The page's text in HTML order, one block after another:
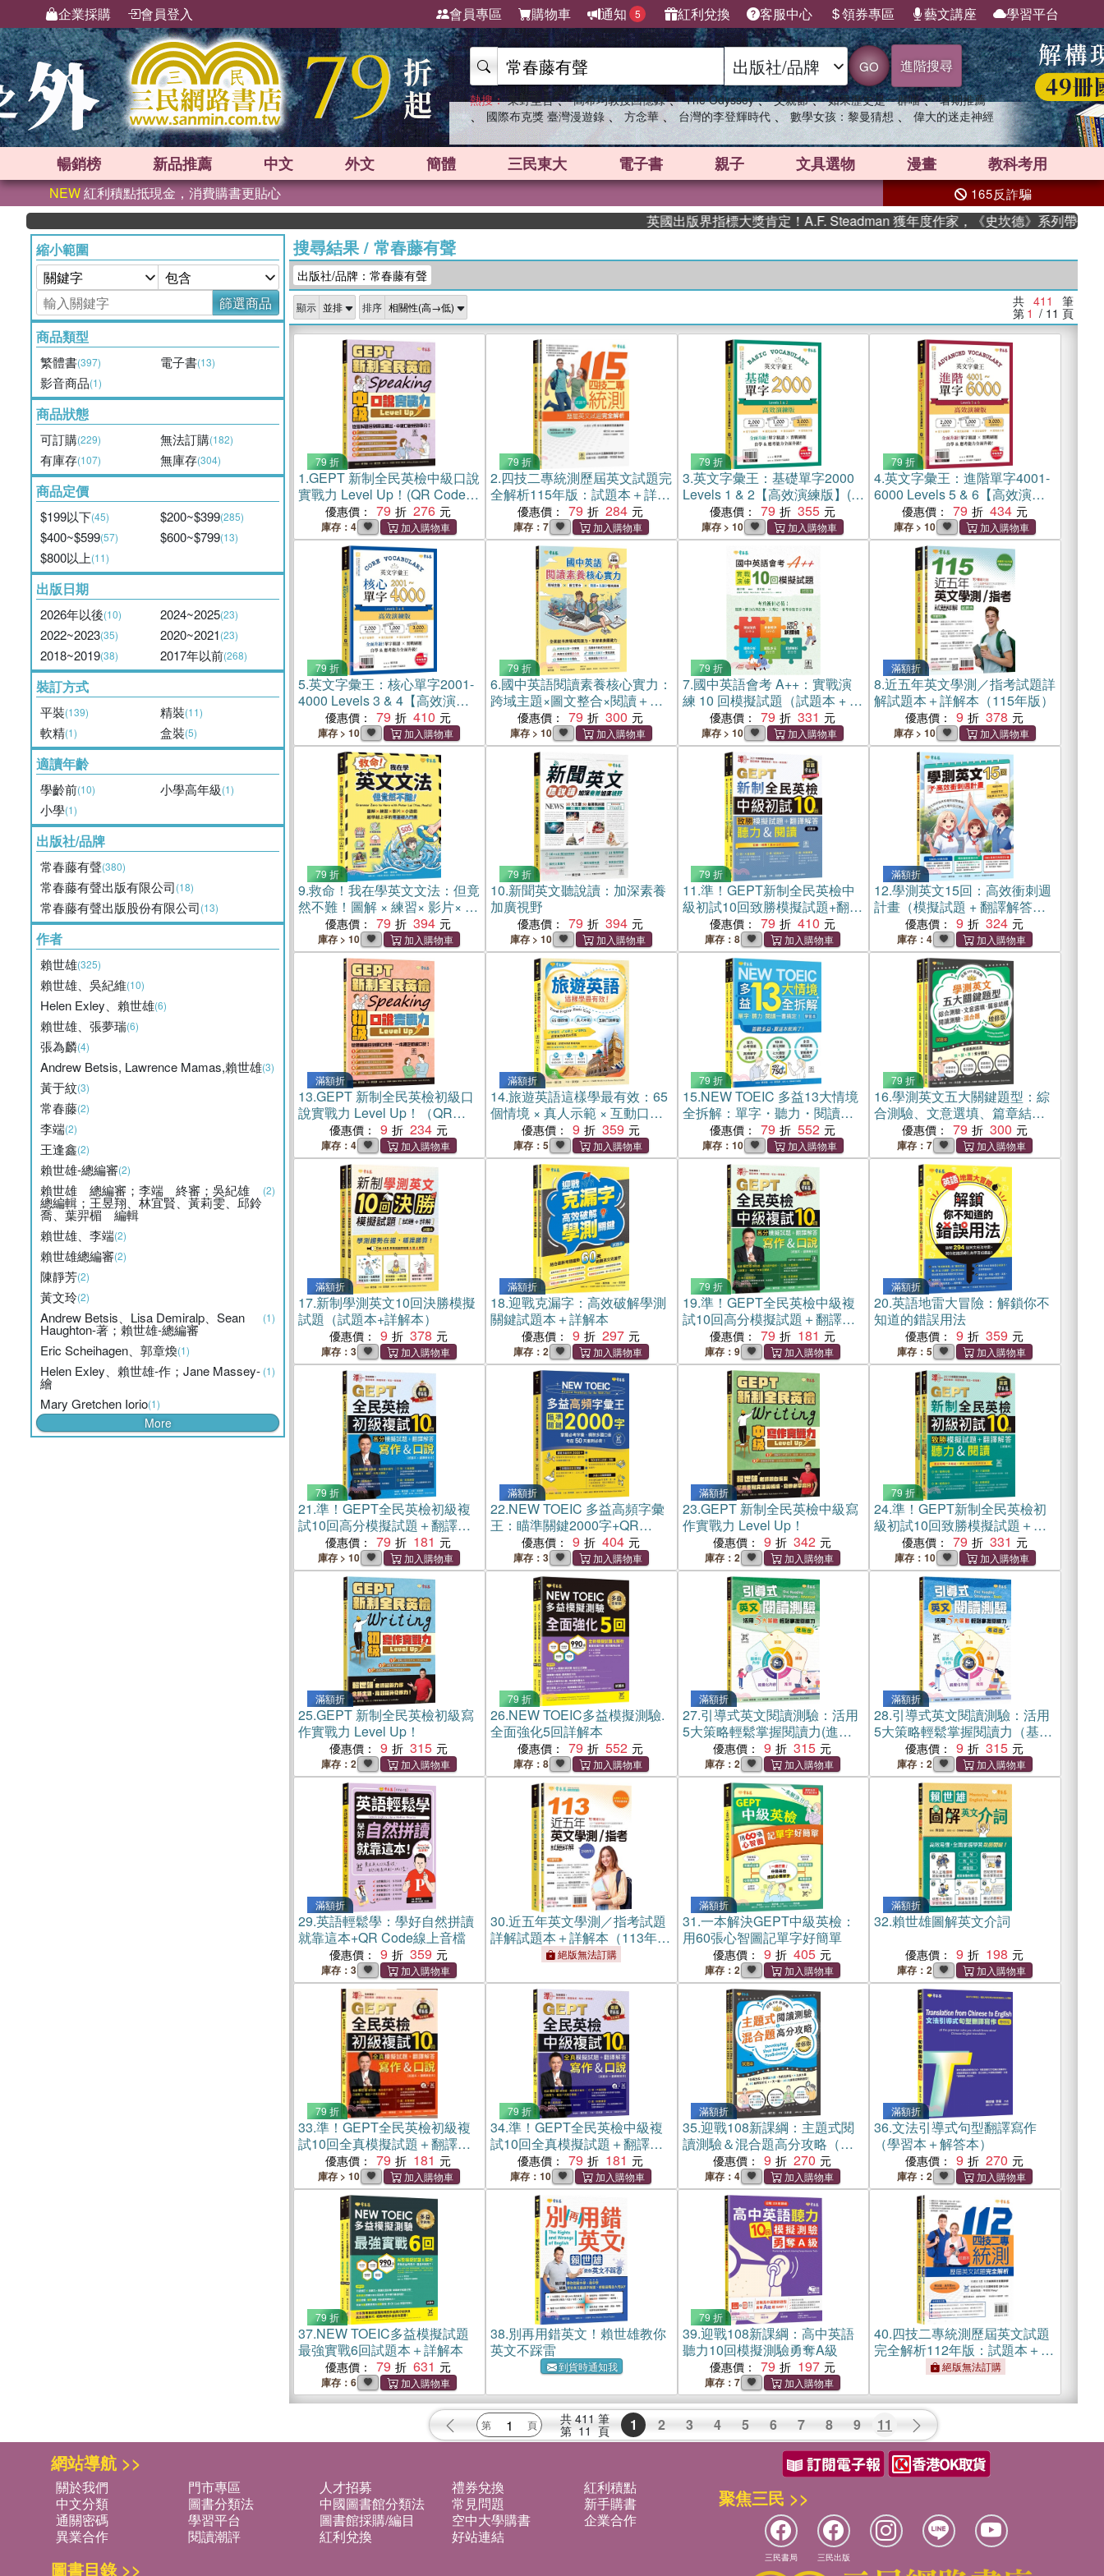
企業採購 會員登入 會員專區 購物車 通知 5 紅利兌換 客服中心 領券專區 藝文講座 學習平台
GO 進階搜尋
熱搜： 東野圭吾 、 高希均教授回憶錄 、 The Odyssey 、 父親節 、 如果歷史是一群喵 、 暑期推薦
、 國際布克獎 臺灣漫遊錄 、 方念華 、 台灣的李登輝時代 、 數學女孩：黎曼猜想 、 偉大的迷走神經
暢銷榜 新品推薦 中文 外文 簡體 三民東大 電子書 親子 文具選物 漫畫 教科考用
NEW紅利積點抵現金，消費購書更貼心 165反詐騙
英國出版界指標大獎肯定！A.F. Steadman 獲年度作家，《史坎德》系列帶你踏上熱血奇
縮小範圍
篩選商品
商品類型
繁體書(397) 電子書(13)
影音商品(1)
商品狀態
可訂購(229) 無法訂購(182)
有庫存(107) 無庫存(304)
商品定價
$199以下(45) $200~$399(285)
$400~$599(57) $600~$799(13)
$800以上(11)
出版日期
2026年以後(10) 2024~2025(23)
2022~2023(35) 2020~2021(23)
2018~2019(38) 2017年以前(268)
裝訂方式
平裝(139) 精裝(11)
軟精(1) 盒裝(5)
適讀年齡
學齡前(10) 小學高年級(1)
小學(1)
出版社/品牌
常春藤有聲(380)
常春藤有聲出版有限公司(18)
常春藤有聲出版股份有限公司(13)
作者
賴世雄(325)
賴世雄、吳紀維(10)
Helen Exley、賴世雄(6)
賴世雄、張夢瑞(6)
張為麟(4)
Andrew Betsis, Lawrence Mamas,賴世雄(3)
黃于紋(3)
常春藤(2)
李端(2)
王逢鑫(2)
賴世雄-總編審(2)
賴世雄 總編審；李端 終審；吳紀雄
總編輯；王昱翔、林宜賢、黃莉雯、邱鈴
喬、葉羿楣 編輯
(2)
賴世雄、李端(2)
賴世雄總編審(2)
陳靜芳(2)
黃文玲(2)
Andrew Betsis、Lisa Demiralp、Sean
Haughton-著；賴世雄-總編審
(1)
Eric Scheihagen、郭章煥(1)
Helen Exley、賴世雄-作；Jane Massey-
繪
(1)
Mary Gretchen Iorio(1)
More
搜尋結果/ 常春藤有聲
出版社/品牌：常春藤有聲
顯示 排序 共 411 筆
第 1 / 11 頁
79 折
1.GEPT 新制全民英檢中級口說
實戰力 Level Up！(QR Code線
上音檔 + AI口說練習)
優惠價： 79 276
庫存：4
79 折
2.四技二專統測歷屆英文試題完
全解析115年版：試題本＋詳解
本（共二冊）【QR Code線上
音檔】
優惠價： 79 284
庫存：7
79 折
3.英文字彙王：基礎單字2000
Levels 1 & 2【高效演練版】(附
試題本，加碼送半年免費數位
學習體驗)
優惠價： 79 355
庫存 > 10
79 折
4.英文字彙王：進階單字4001-
6000 Levels 5 & 6【高效演練
版】(附試題本，加碼送半年免
費數位學習體驗)
優惠價： 79 434
庫存 > 10
79 折
5.英文字彙王：核心單字2001-
4000 Levels 3 & 4【高效演練
優惠價： 79 410
庫存 > 10
79 折
6.國中英語閱讀素養核心實力：
跨域主題×圖文整合×閱讀＋克
漏字雙效訓練（試題本+翻譯解
析本+QR Cod線上音檔）
優惠價： 79 300
庫存 > 10
79 折
7.國中英語會考 A++：實戰演
練 10 回模擬試題（試題本 + 翻
譯解析本 + QR Code線上音
檔）
優惠價： 79 331
庫存 > 10
滿額折
8.近五年英文學測／指考試題詳
解試題本＋詳解本（115年版）
優惠價： 9 378
庫存 > 10
79 折
9.救命！我在學英文文法：但竟
然不難！圖解 × 練習× 影片× 小
遊戲，越學越上手的零基礎入
門書
優惠價： 79 394
庫存 > 10
79 折
10.新聞英文聽說讀：加深素養
加廣視野
優惠價： 79 394
庫存 > 10
79 折
11.準！GEPT新制全民英檢中
級初試10回致勝模擬試題+翻譯
解答本(聽力&閱讀)-試題本+翻
譯解答本+ QR Code線上音檔
優惠價： 79 410
庫存：8
滿額折
12.學測英文15回：高效衝刺週
計畫（模擬試題 + 翻譯解答本+
附免費AI作文批改）
優惠價： 9 324
庫存：4
滿額折
13.GEPT 新制全民英檢初級口
說實戰力 Level Up！（QR
Code線上音檔）
優惠價： 9 234
庫存：4
滿額折
14.旅遊英語這樣學最有效：65
個情境 × 真人示範 × 互動口說
優惠價： 9 359
庫存：5
79 折
15.NEW TOEIC 多益13大情境
全拆解：單字・聽力・閱讀一
書搞定！（學習本＋解析本
+QR Code音檔）
優惠價： 79 552
庫存：10
79 折
16.學測英文五大關鍵題型：綜
合測驗、文意選填、篇章結
構、閱讀測驗、混合題(增修
版)-試題本+詳解本
優惠價： 79 300
庫存：7
滿額折
17.新制學測英文10回決勝模擬
試題（試題本+詳解本）
優惠價： 9 378
庫存：3
滿額折
18.迎戰克漏字：高效破解學測
關鍵試題本＋詳解本
優惠價： 9 297
庫存：2
79 折
19.準！GEPT全民英檢中級複
試10回高分模擬試題＋翻譯解
答（寫作＆口說）-試題本+翻
譯解答本+ QR Code線上音檔
優惠價： 79 181
庫存：9
滿額折
20.英語地雷大冒險：解鎖你不
知道的錯誤用法
優惠價： 9 359
庫存：5
79 折
21.準！GEPT全民英檢初級複
試10回高分模擬試題＋翻譯解
答（寫作＆口說）試題本+翻譯
解答本+ QR Code線上音檔
優惠價： 79 181
庫存 > 10
滿額折
22.NEW TOEIC 多益高頻字彙
王：瞄準關鍵2000字+QR
Code線上音檔－掌握必考多益
單字、精熟多國口音，考前50
天衝刺必背！
優惠價： 9 404
庫存：3
滿額折
23.GEPT 新制全民英檢中級寫
作實戰力 Level Up！
優惠價： 9 342
庫存：2
79 折
24.準！GEPT新制全民英檢初
級初試10回致勝模擬試題＋翻
譯解答聽力&閱讀試題本＋翻譯
解答本（QR Code線上音檔共
二冊）
優惠價： 79 331
庫存：10
滿額折
25.GEPT 新制全民英檢初級寫
作實戰力 Level Up！
優惠價： 9 315
庫存：2
79 折
26.NEW TOEIC多益模擬測驗.
全面強化5回詳解本
優惠價： 79 552
庫存：8
滿額折
27.引導式英文閱讀測驗：活用
5大策略輕鬆掌握閱讀力(進階
版）+QR Code音檔
優惠價： 9 315
庫存：2
滿額折
28.引導式英文閱讀測驗：活用
5大策略輕鬆掌握閱讀力（基礎
版）+ QR Code音檔
優惠價： 9 315
庫存：2
滿額折
29.英語輕鬆學：學好自然拼讀
就靠這本+QR Code線上音檔
優惠價： 9 359
庫存：3
30.近五年英文學測／指考試題
詳解試題本＋詳解本（113年
絕版無法訂購
滿額折
31.一本解決GEPT中級英檢：
用60張心智圖記單字好簡單
優惠價： 9 405
庫存：2
滿額折
32.賴世雄圖解英文介詞
優惠價： 9 198
庫存：2
79 折
33.準！GEPT全民英檢初級複
試10回全真模擬試題＋翻譯解
答（寫作&口說）試題本＋翻譯
解答本
優惠價： 79 181
庫存 > 10
79 折
34.準！GEPT全民英檢中級複
試10回全真模擬試題＋翻譯解
答(寫作＆口說)-試題本+翻譯解
答本+1MP3+ QR Code線上音
檔
優惠價： 79 181
庫存：10
滿額折
35.迎戰108新課綱：主題式閱
讀測驗＆混合題高分攻略（增
修版）（試題本+詳解本）
優惠價： 9 270
庫存：4
滿額折
36.文法引導式句型翻譯寫作
（學習本＋解答本）
優惠價： 9 270
庫存：2
79 折
37.NEW TOEIC多益模擬試題
最強實戰6回試題本＋詳解本
優惠價： 79 631
庫存：6
38.別再用錯英文！賴世雄教你
英文不踩雷
到貨時通知我
79 折
39.迎戰108新課綱：高中英語
聽力10回模擬測驗勇奪A級
優惠價： 79 197
庫存：7
40.四技二專統測歷屆英文試題
完全解析112年版：試題本＋詳
解本（共二冊）【QR Code線
絕版無法訂購
共 411 筆
第 11 頁 1 2 3 4 5 6 7 8 9 11
網站導航 >>
關於我們 門市專區 人才招募 禮券兌換
紅利積點
中文分類
圖書分類法 中國圖書館分類法 常見問題
新手購書
通關密碼
學習平台 圖書館採購/編目 空中大學購書
企業合作
異業合作
閱讀潮評 紅利兌換 好站連結
圖書目錄 >>
聚焦三民 >>
三民書局 三民出版